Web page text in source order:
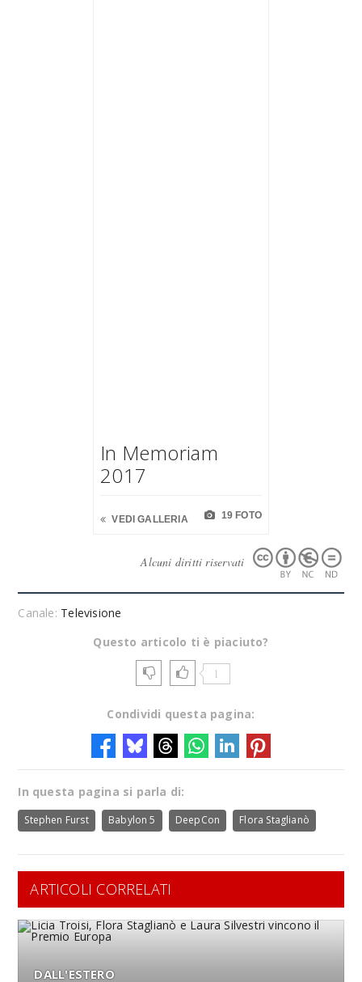
In Memoriam
2017
VEDI GALLERIA 19 FOTO
Alcuni diritti riservati
Canale: Televisione
Questo articolo ti è piaciuto?
1
Condividi questa pagina:
In questa pagina si parla di:
Stephen Furst Babylon 5 DeepCon Flora Staglianò
ARTICOLI CORRELATI
DALL'ESTERO